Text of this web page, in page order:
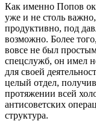
Как именно Попов
уже и не столь
продуктивно, под
возможно. Более
вовсе не был
спецслужб, он имел
для своей
целый отдел,
протяжении всей
антисоветских
структура.